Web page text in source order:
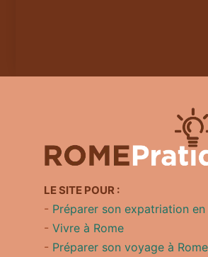
LE SITE POUR :
- Préparer son expatriation
- Vivre à Rome
- Préparer son voyage à Rome